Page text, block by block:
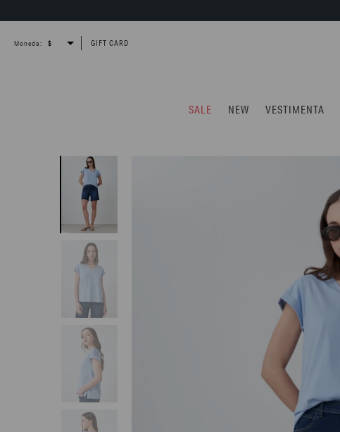
SALE NEW VESTIMENTA
Moneda: GIFT CARD